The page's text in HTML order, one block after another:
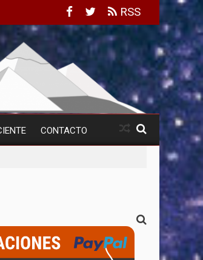
RSS
CONTACTO